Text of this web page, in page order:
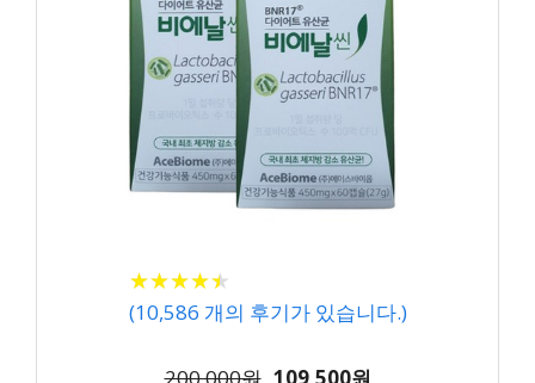
★★★★★
★★★★★
(10,586 개의 후기가 있습니다.)